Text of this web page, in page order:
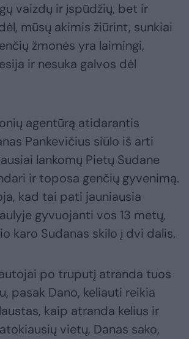
vaizdų ir įspūdžių, bet ir
mūsų akimis žiūrint, sunkiai
žmonės yra laimingi,
ir nesuka galvos dėl
agentūrą atidarantis
Pankevičius siūlo iš arti
lankomų Pietų Sudane
ir toposa genčių gyvenimą.
kad tai pati jauniausia
gyvuojanti vos 13 metų,
karo Sudanas skilo į dvi dalis.
po truputį atranda tuos
pasak Dano, keliauti reikia
kaip atranda kelius ir
vietų, Danas sako,